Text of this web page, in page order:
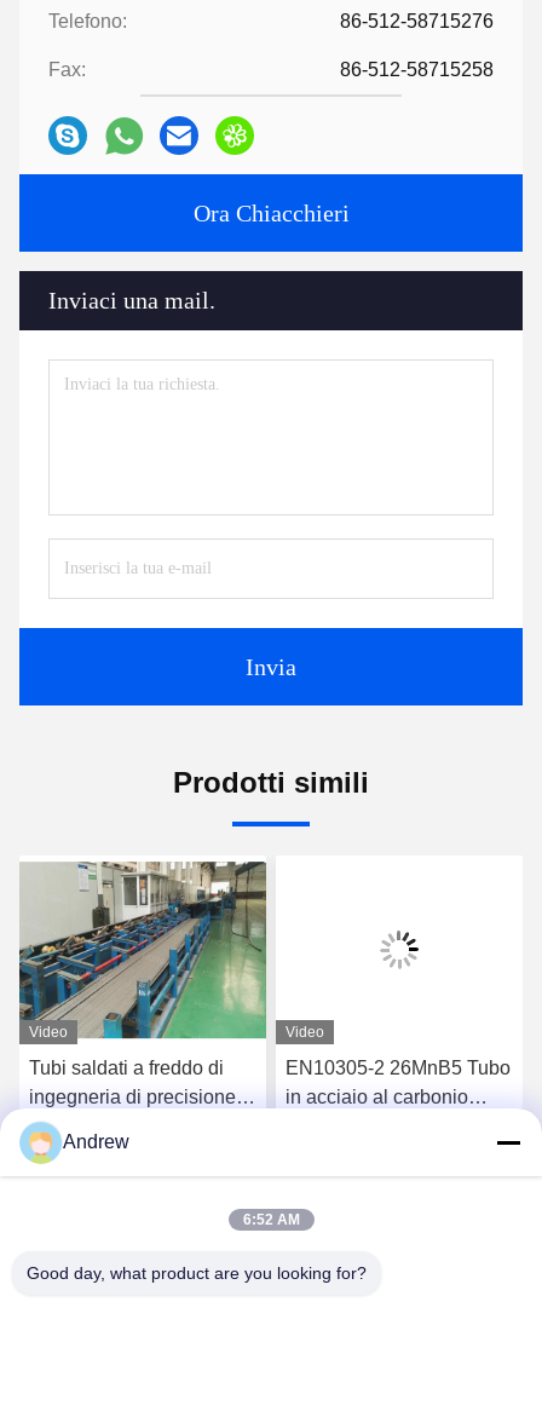
Telefono: 86-512-58715276
Fax: 86-512-58715258
Ora Chiacchieri
Inviaci una mail.
Invia
Prodotti simili
Video
Tubi saldati a freddo di
ingegneria di precisione
EN 10305-2 Acciaio in
lega di carbonio standard
per parti autoOra Chiacchieri
Video
EN10305-2 26MnB5 Tubo
in acciaio al carbonio
Ora Chiacchieri
Andrew
6:52 AM
Good day, what product are you looking for?